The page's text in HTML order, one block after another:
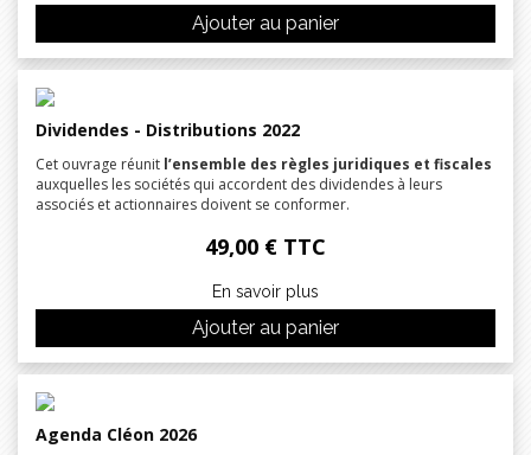
Ajouter au panier
Dividendes - Distributions 2022
Cet ouvrage réunit l’ensemble des règles juridiques et fiscales
auxquelles les sociétés qui accordent des dividendes à leurs
associés et actionnaires doivent se conformer.
49,00 € TTC
En savoir plus
Ajouter au panier
Agenda Cléon 2026